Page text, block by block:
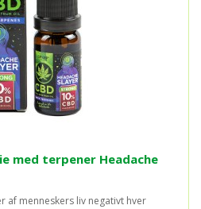
med terpener Headache
af menneskers liv negativt hver